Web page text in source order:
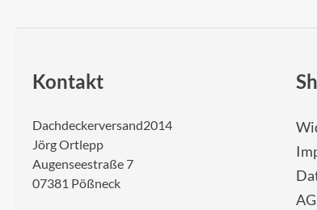
Kontakt
Dachdeckerversand2014
Jörg Ortlepp
Augenseestraße 7
07381 Pößneck